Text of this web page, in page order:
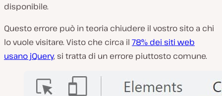
disponibile.
Questo errore può in teoria chiudere il vostro sito a chi
lo vuole visitare. Visto che circa il 78% dei siti web
usano jQuery, si tratta di un errore piuttosto comune.